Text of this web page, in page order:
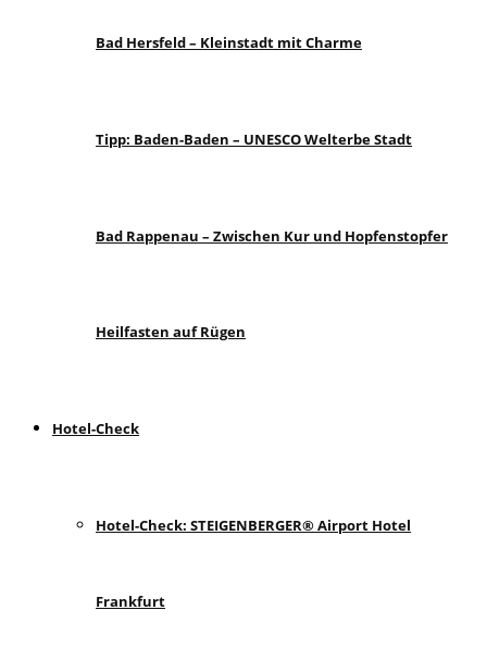
Bad Hersfeld – Kleinstadt mit Charme
Tipp: Baden-Baden – UNESCO Welterbe Stadt
Bad Rappenau – Zwischen Kur und Hopfenstopfer
Heilfasten auf Rügen
Hotel-Check
Hotel-Check: STEIGENBERGER® Airport Hotel
Frankfurt